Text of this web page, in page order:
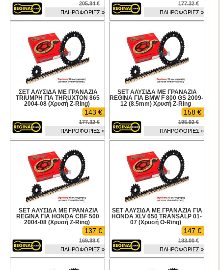
205.84 €
ΠΛΗΡΟΦΟΡΙΕΣ »
177.32 €
ΠΛΗΡΟΦΟΡΙΕΣ »
ΣΕΤ ΑΛΥΣΙΔΑ ΜΕ ΓΡΑΝΑΖΙΑ
TRIUMPH ΓΙΑ THRUXTON 865
2004-08 (Χρυσή Z-Ring)
143 €
177.32 €
ΠΛΗΡΟΦΟΡΙΕΣ »
SET ΑΛΥΣΙΔΑ ΜΕ ΓΡΑΝΑΖΙΑ
REGINA ΓΙΑ BMW F 800 GS 2009-
12 (8.5mm) Χρυσή Z-Ring
158 €
195.92 €
ΠΛΗΡΟΦΟΡΙΕΣ »
SET ΑΛΥΣΙΔΑ ΜΕ ΓΡΑΝΑΖΙΑ
REGINA ΓΙΑ HONDA CBF 500
2004-08 (Χρυσή Z-Ring)
137 €
169.88 €
ΠΛΗΡΟΦΟΡΙΕΣ »
SET ΑΛΥΣΙΔΑ ΜΕ ΓΡΑΝΑΖΙΑ ΓΙΑ
HONDA XLV 650 TRANSALP 01-
07 (Χρυσή O-Ring)
147 €
183.00 €
ΠΛΗΡΟΦΟΡΙΕΣ »